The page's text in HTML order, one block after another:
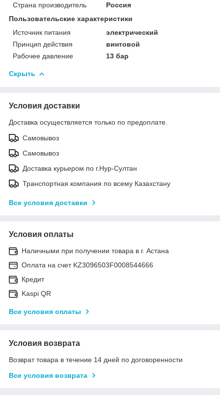
Страна производитель
Россия
Пользовательские характеристики
Источник питания
электрический
Принцип действия
винтовой
Рабочее давление
13 бар
Скрыть
Условия доставки
Доставка осуществляется только по предоплате.
Самовывоз
Самовывоз
Доставка курьером по г.Нур-Султан
Транспортная компания по всему Казахстану
Все условия доставки
Условия оплаты
Наличными при получении товара в г. Астана
Оплата на счет KZ3096503F0008544666
Кредит
Kaspi QR
Все условия оплаты
Условия возврата
Возврат товара в течение 14 дней по договоренности
Все условия возврата